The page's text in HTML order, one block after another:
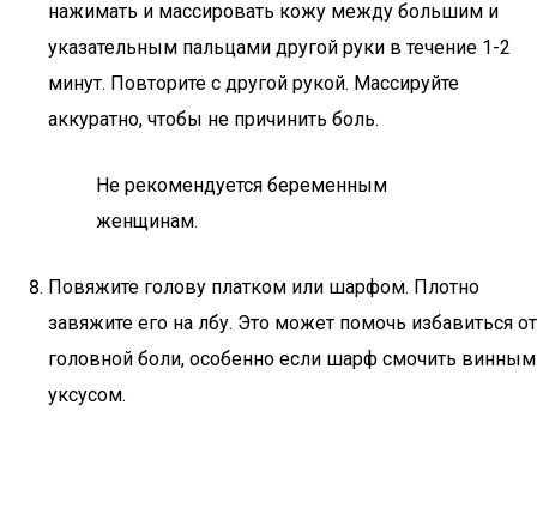
нажимать и массировать кожу между большим и
указательным пальцами другой руки в течение 1-2
минут. Повторите с другой рукой. Массируйте
аккуратно, чтобы не причинить боль.
Не рекомендуется беременным
женщинам.
Повяжите голову платком или шарфом. Плотно
завяжите его на лбу. Это может помочь избавиться от
головной боли, особенно если шарф смочить винным
уксусом.